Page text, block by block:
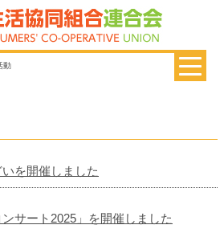
動
を開催しました
ンサート2025」を開催しました